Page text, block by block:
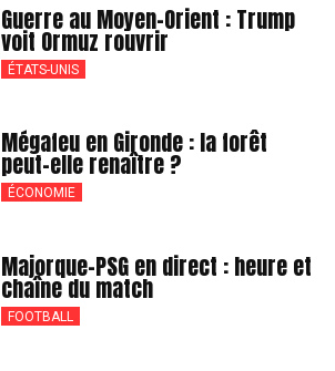
Guerre au Moyen-Orient : Trump
voit Ormuz rouvrir
ÉTATS-UNIS
Mégafeu en Gironde : la forêt
peut-elle renaître ?
ÉCONOMIE
Majorque-PSG en direct : heure et
chaîne du match
FOOTBALL